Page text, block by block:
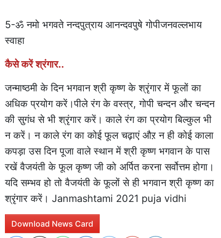
5-ॐ नमो भगवते नन्दपुत्राय आनन्दवपुषे गोपीजनवल्लभाय
स्वाहा
कैसे करें श्रंगार..
जन्माष्ठमी के दिन भगवान श्री कृष्ण के श्रृंगार में फूलों का
अधिक प्रयोग करें।पीले रंग के वस्त्र, गोपी चन्दन और चन्दन
की सुगंध से भी श्रृंगार करें। काले रंग का प्रयोग बिल्कुल भी
न करें। न काले रंग का कोई फूल चढ़ाएं औऱ न ही कोई काला
कपड़ा उस दिन पूजा वाले स्थान में श्री कृष्ण भगवान के पास
रखें वैजयंती के फूल कृष्ण जी को अर्पित करना सर्वोत्तम होगा।
यदि सम्भव हो तो वैजयंती के फूलों से ही भगवान श्री कृष्ण का
श्रृंगार करें। Janmashtami 2021 puja vidhi
Download News Card